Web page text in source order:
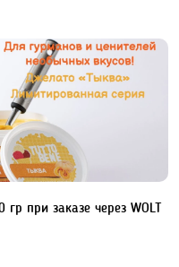
при заказе через WOLT